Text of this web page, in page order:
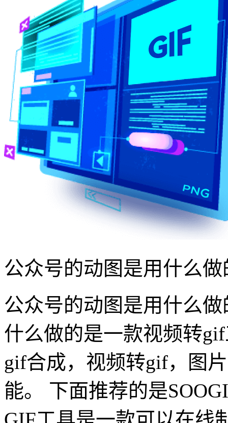
公众号的动图是用什么做
公众号的动图是用什么
什么做的是一款视频转
gif合成，视频转gif，图
能。 下面推荐的是